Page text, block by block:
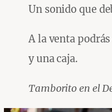
Un sonido que
A la venta
y una caja.
Tamborito en el